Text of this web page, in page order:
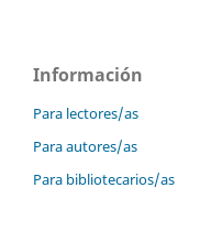
Información
Para lectores/as
Para autores/as
Para bibliotecarios/as